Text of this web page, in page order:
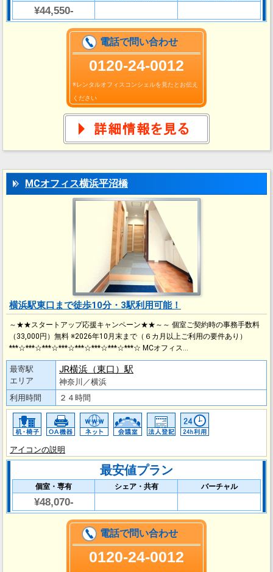
¥44,550-
電話で問い合わせ
0120-24-0012
※レンタルオフィスコンシェルを見たとお伝え
ください
MCオフィス横浜平沼橋
横浜駅東口まで徒歩10分・3駅利用可能！
～★★スタートアップ応援キャンペーン★★～～ 個室ご契約時の事務手数料
（33,000円）無料 ※2026年10月末まで（６カ月以上ご利用の要件あり）
***☆***☆***☆***☆***☆***☆***☆***☆ MCオフィス…
最寄駅
エリア
JR横浜（東口）駅
神奈川／横浜
利用時間
２４時間
アイコンの説明
最安値プラン
個室・専有 シェア・共有 バーチャル
¥48,070-
電話で問い合わせ
0120-24-0012